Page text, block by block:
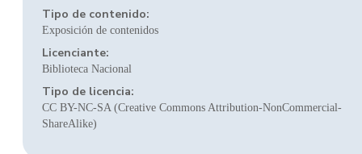
Tipo de contenido:
Exposición de contenidos
Licenciante:
Biblioteca Nacional
Tipo de licencia:
CC BY-NC-SA (Creative Commons Attribution-NonCommercial-
ShareAlike)